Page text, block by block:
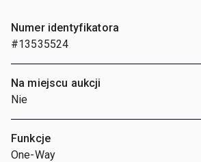
Numer identyfikatora
#13535524
Na miejscu aukcji
Nie
Funkcje
One-Way